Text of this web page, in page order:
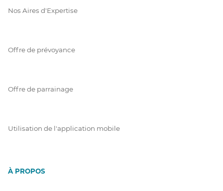
Nos Aires d'Expertise
Offre de prévoyance
Offre de parrainage
Utilisation de l'application mobile
À PROPOS